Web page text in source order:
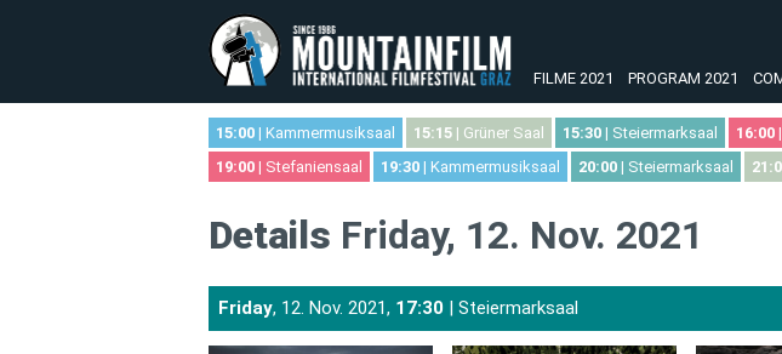
FILME 2021 PROGRAM 2021
15:00 | Kammermusiksaal 15:15 | Grüner Saal 15:30 | Steiermarksaal 16:00
19:00 | Stefaniensaal 19:30 | Kammermusiksaal 20:00 | Steiermarksaal
Details Friday, 12. Nov. 2021
Friday, 12. Nov. 2021, 17:30 | Steiermarksaal